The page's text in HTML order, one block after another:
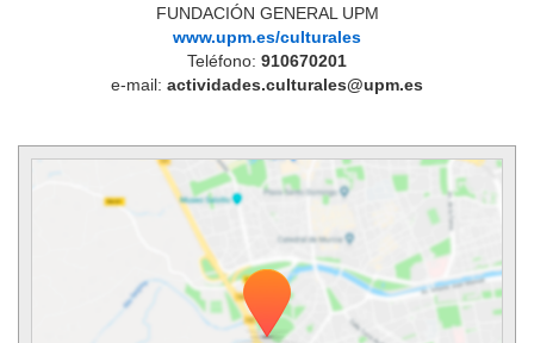
FUNDACIÓN GENERAL UPM
www.upm.es/culturales
Teléfono: 910670201
e-mail: actividades.culturales@upm.es